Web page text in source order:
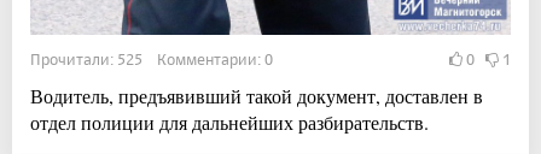
Прочитали: 525 Комментарии: 0 0 1
Водитель, предъявивший такой документ, доставлен в
отдел полиции для дальнейших разбирательств.